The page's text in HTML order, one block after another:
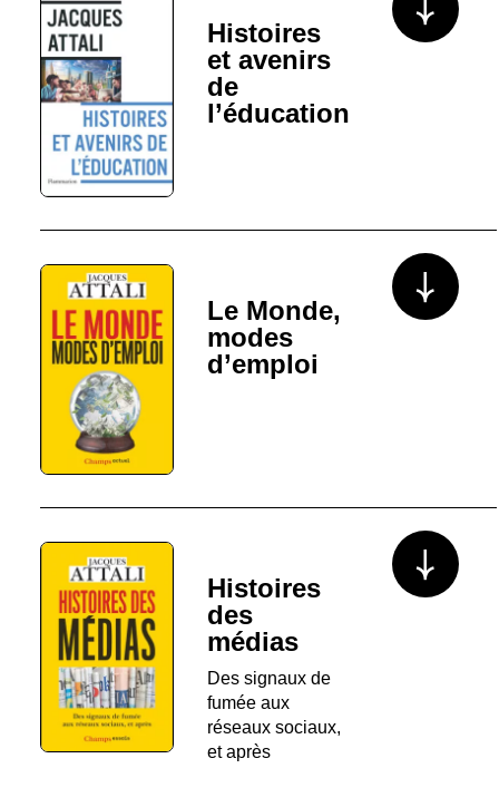
Histoires
et avenirs
de
l’éducation
Le Monde,
modes
d’emploi
Voir plus/
Histoires
des
médias
Des signaux de
fumée aux
réseaux sociaux,
et après
Voir plus/